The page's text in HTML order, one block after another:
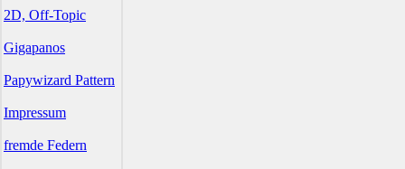
2D, Off-Topic
Gigapanos
Papywizard Pattern
Impressum
fremde Federn